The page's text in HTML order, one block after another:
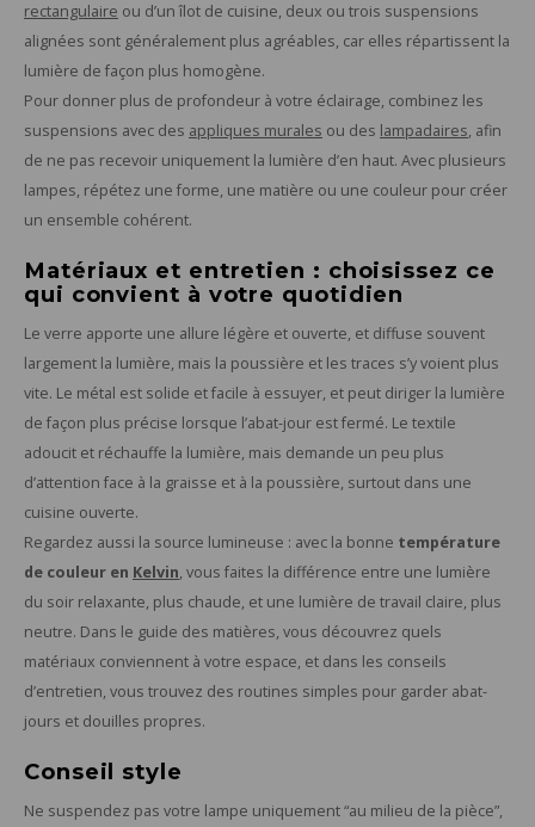
rectangulaire ou d’un îlot de cuisine, deux ou trois suspensions
alignées sont généralement plus agréables, car elles répartissent la
lumière de façon plus homogène.
Pour donner plus de profondeur à votre éclairage, combinez les
suspensions avec des appliques murales ou des lampadaires, afin
de ne pas recevoir uniquement la lumière d’en haut. Avec plusieurs
lampes, répétez une forme, une matière ou une couleur pour créer
un ensemble cohérent.
Matériaux et entretien : choisissez ce
qui convient à votre quotidien
Le verre apporte une allure légère et ouverte, et diffuse souvent
largement la lumière, mais la poussière et les traces s’y voient plus
vite. Le métal est solide et facile à essuyer, et peut diriger la lumière
de façon plus précise lorsque l’abat-jour est fermé. Le textile
adoucit et réchauffe la lumière, mais demande un peu plus
d’attention face à la graisse et à la poussière, surtout dans une
cuisine ouverte.
Regardez aussi la source lumineuse : avec la bonne température
de couleur en Kelvin, vous faites la différence entre une lumière
du soir relaxante, plus chaude, et une lumière de travail claire, plus
neutre. Dans le guide des matières, vous découvrez quels
matériaux conviennent à votre espace, et dans les conseils
d’entretien, vous trouvez des routines simples pour garder abat-
jours et douilles propres.
Conseil style
Ne suspendez pas votre lampe uniquement “au milieu de la pièce”,